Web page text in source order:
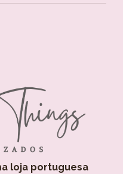
loja portuguesa